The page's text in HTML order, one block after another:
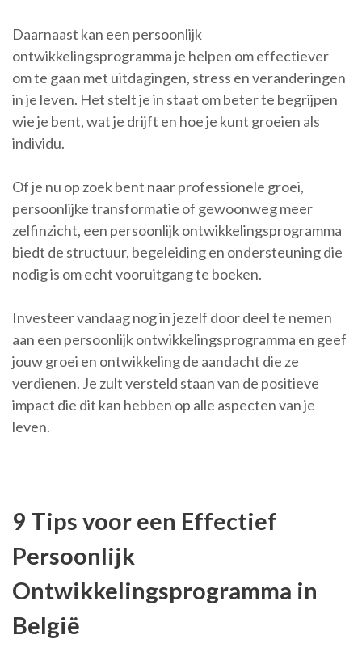
Daarnaast kan een persoonlijk
ontwikkelingsprogramma je helpen om effectiever
om te gaan met uitdagingen, stress en veranderingen
in je leven. Het stelt je in staat om beter te begrijpen
wie je bent, wat je drijft en hoe je kunt groeien als
individu.
Of je nu op zoek bent naar professionele groei,
persoonlijke transformatie of gewoonweg meer
zelfinzicht, een persoonlijk ontwikkelingsprogramma
biedt de structuur, begeleiding en ondersteuning die
nodig is om echt vooruitgang te boeken.
Investeer vandaag nog in jezelf door deel te nemen
aan een persoonlijk ontwikkelingsprogramma en geef
jouw groei en ontwikkeling de aandacht die ze
verdienen. Je zult versteld staan van de positieve
impact die dit kan hebben op alle aspecten van je
leven.
9 Tips voor een Effectief
Persoonlijk
Ontwikkelingsprogramma in
België